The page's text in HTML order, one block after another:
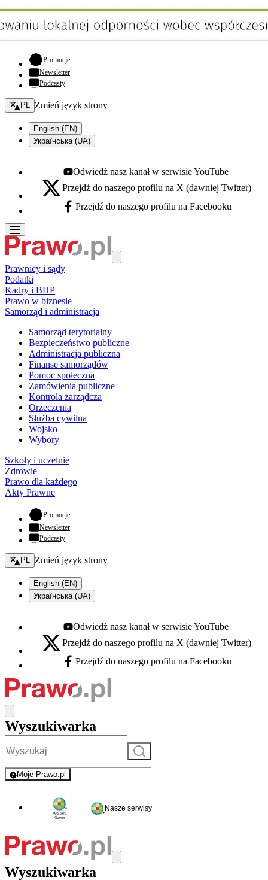
Promocje- otwiera się w nowej karcie
Newsletter
Podcasty
Zmień język - bieżący:
PL Zmień język strony
English (EN)
Українська (UA)
Youtube - otwiera się w nowej karcie
Odwiedź nasz kanał w serwisie YouTube
X - otwiera się w nowej karcie
Przejdź do naszego profilu na X (dawniej Twitter)
Facebook - otwiera się w nowej karcie
Przejdź do naszego profilu na Facebooku
Prawnicy i sądy
Podatki
Kadry i BHP
Prawo w biznesie
Samorząd i administracja
Samorząd terytorialny
Bezpieczeństwo publiczne
Administracja publiczna
Finanse samorządów
Pomoc społeczna
Zamówienia publiczne
Kontrola zarządcza
Orzeczenia
Służba cywilna
Wojsko
Wybory
Szkoły i uczelnie
Zdrowie
Prawo dla każdego
Akty Prawne
Promocje- otwiera się w nowej karcie
Newsletter
Podcasty
Zmień język - bieżący:
PL Zmień język strony
English (EN)
Українська (UA)
Youtube - otwiera się w nowej karcie
Odwiedź nasz kanał w serwisie YouTube
X - otwiera się w nowej karcie
Przejdź do naszego profilu na X (dawniej Twitter)
Facebook - otwiera się w nowej karcie
Przejdź do naszego profilu na Facebooku
Wyszukiwarka
Szukaj
Moje Prawo.pl
- rejestracja i logowanie do serwisu
Nasze serwisy
Wyszukiwarka